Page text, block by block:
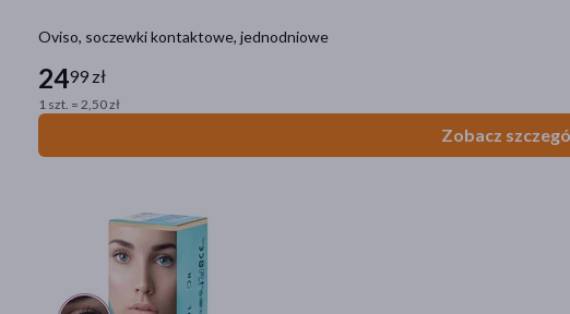
Oviso, soczewki kontaktowe, jednodniowe
2499 zł
1 szt. = 2,50 zł
Zobacz